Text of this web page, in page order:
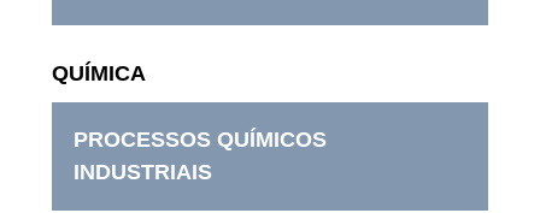
QUÍMICA
PROCESSOS QUÍMICOS
INDUSTRIAIS